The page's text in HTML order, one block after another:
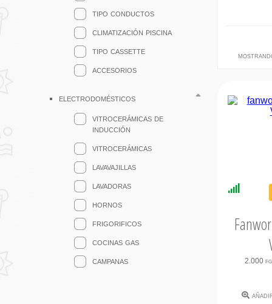
tipo conductos
climatización piscina
tipo cassette
accesorios
electrodomésticos
vitrocerámicas de
inducción
vitrocerámicas
lavavajillas
lavadoras
hornos
frigorificos
cocinas gas
campanas
2.000